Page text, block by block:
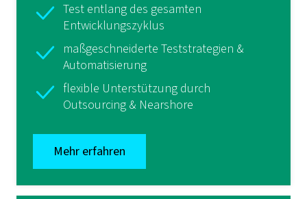
Test entlang des gesamten
Entwicklungszyklus
maßgeschneiderte Teststrategien &
Automatisierung
flexible Unterstützung durch
Outsourcing & Nearshore
Mehr erfahren